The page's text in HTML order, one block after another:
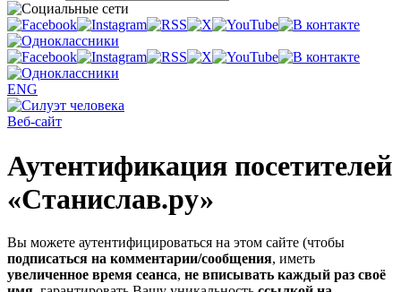
ENG
Веб-сайт
Аутентификация посетителей
«Станислав.ру»
Вы можете аутентифицироваться на этом сайте (чтобы
подписаться на комментарии/сообщения, иметь
увеличенное время сеанса, не вписывать каждый раз своё